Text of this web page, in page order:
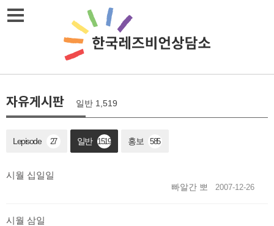
자유게시판 일반 1,519
Lepisode 27 일반 1519 홍보 585
시월 십일일
빠알간 뽀 2007-12-26
시월 삼일